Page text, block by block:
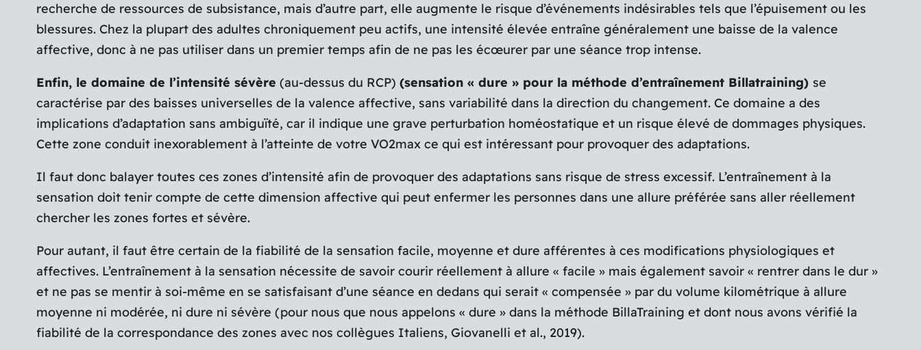
recherche de ressources de subsistance, mais d’autre part, elle augmente le risque d’événements indésirables tels que l’épuisement ou les
blessures. Chez la plupart des adultes chroniquement peu actifs, une intensité élevée entraîne généralement une baisse de la valence
affective, donc à ne pas utiliser dans un premier temps afin de ne pas les écœurer par une séance trop intense.
Enfin, le domaine de l’intensité sévère (au-dessus du RCP) (sensation « dure » pour la méthode d’entraînement Billatraining) se
caractérise par des baisses universelles de la valence affective, sans variabilité dans la direction du changement. Ce domaine a des
implications d’adaptation sans ambiguïté, car il indique une grave perturbation homéostatique et un risque élevé de dommages physiques.
Cette zone conduit inexorablement à l’atteinte de votre VO2max ce qui est intéressant pour provoquer des adaptations.
Il faut donc balayer toutes ces zones d’intensité afin de provoquer des adaptations sans risque de stress excessif. L’entraînement à la
sensation doit tenir compte de cette dimension affective qui peut enfermer les personnes dans une allure préférée sans aller réellement
chercher les zones fortes et sévère.
Pour autant, il faut être certain de la fiabilité de la sensation facile, moyenne et dure afférentes à ces modifications physiologiques et
affectives. L’entraînement à la sensation nécessite de savoir courir réellement à allure « facile » mais également savoir « rentrer dans le dur »
et ne pas se mentir à soi-même en se satisfaisant d’une séance en dedans qui serait « compensée » par du volume kilométrique à allure
moyenne ni modérée, ni dure ni sévère (pour nous que nous appelons « dure » dans la méthode BillaTraining et dont nous avons vérifié la
fiabilité de la correspondance des zones avec nos collègues Italiens, Giovanelli et al., 2019).